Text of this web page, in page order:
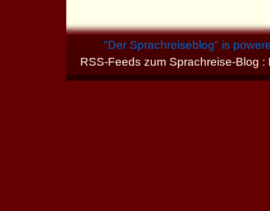
"Der Sprachreiseblog" is
RSS-Feeds zum Sprachreise-Blog :